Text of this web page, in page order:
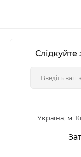
Слідкуйте
Україна, м.